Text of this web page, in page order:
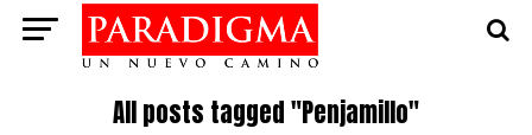
All posts tagged "Penjamillo"